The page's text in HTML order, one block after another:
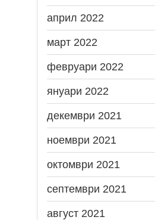
април 2022
март 2022
февруари 2022
януари 2022
декември 2021
ноември 2021
октомври 2021
септември 2021
август 2021